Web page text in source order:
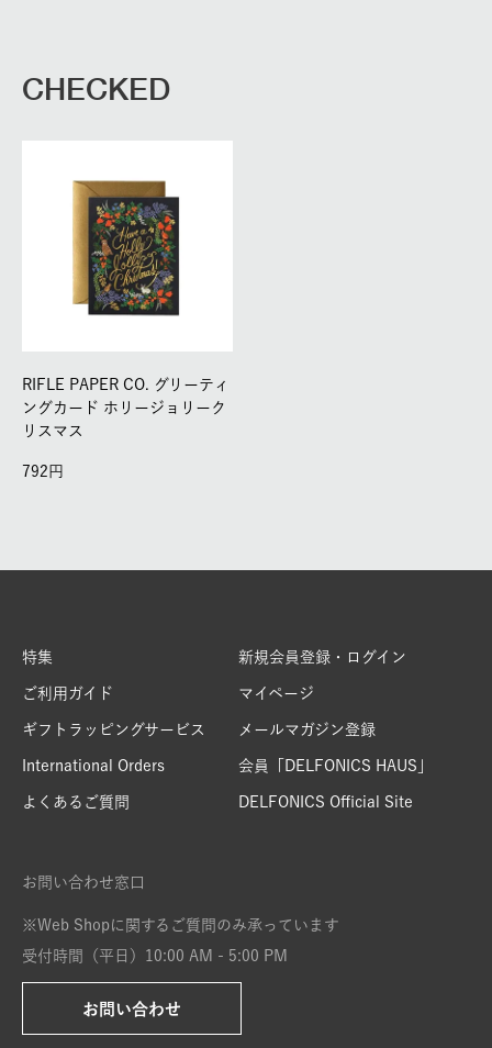
CHECKED
RIFLE PAPER CO. グリーティ
ングカード ホリージョリーク
リスマス
792
特集
ご利用ガイド
ギフトラッピングサービス
International Orders
よくあるご質問
新規会員登録・ログイン
マイページ
メールマガジン登録
会員「DELFONICS HAUS」
DELFONICS Official Site
お問い合わせ窓口
※Web Shopに関するご質問のみ承っています
受付時間（平日）10:00 AM - 5:00 PM
お問い合わせ